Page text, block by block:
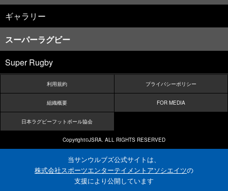
ギャラリー
スーパーラグビー
Super Rugby
利用規約 プライバシーポリシー
組織概要 FOR MEDIA
日本ラグビーフットボール協会
Copyright©JSRA. ALL RIGHTS RESERVED
当サンウルブズ公式サイトは、
株式会社スポーツエンターテイメントアソシエイツの
支援により公開しています